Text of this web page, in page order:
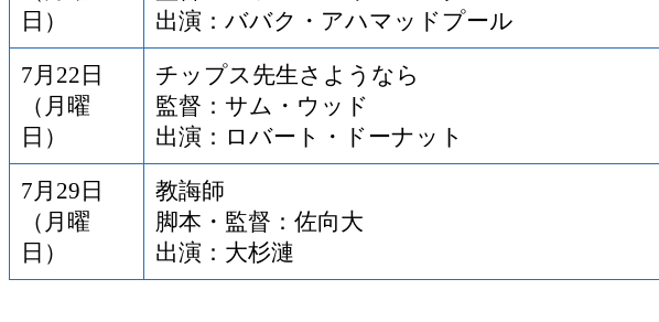
日）
出演：ババク・アハマッドプール
7月22日
（月曜
日）
チップス先生さようなら
監督：サム・ウッド
出演：ロバート・ドーナット
7月29日
（月曜
日）
教誨師
脚本・監督：佐向大
出演：大杉漣